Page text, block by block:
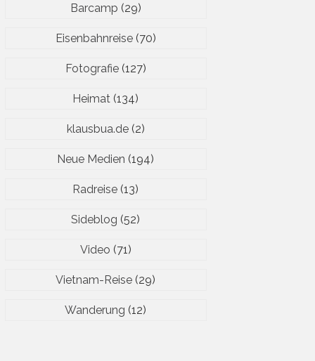
Barcamp (29)
Eisenbahnreise(70)
Fotografie(127)
Heimat (134)
klausbua.de(2)
Neue Medien (194)
Radreise (13)
Sideblog (52)
Video (71)
Vietnam-Reise (29)
Wanderung (12)